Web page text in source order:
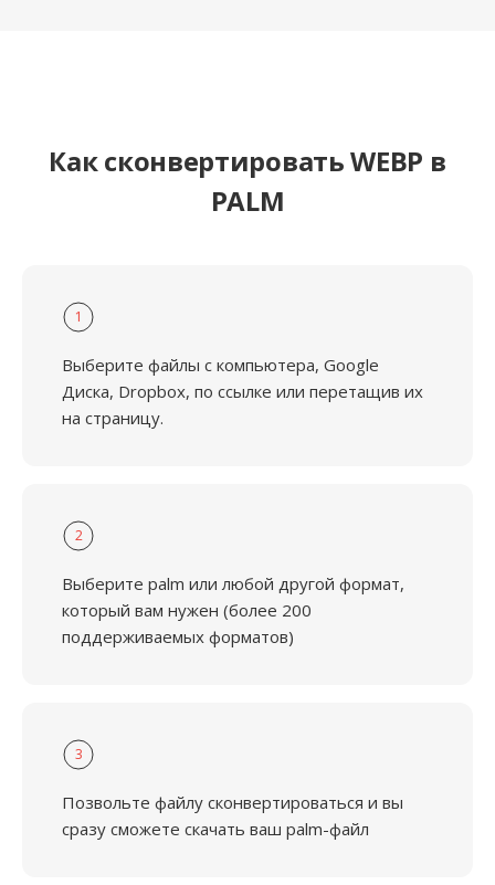
Как сконвертировать WEBP в
PALM
1
Выберите файлы с компьютера, Google
Диска, Dropbox, по ссылке или перетащив их
на страницу.
2
Выберите palm или любой другой формат,
который вам нужен (более 200
поддерживаемых форматов)
3
Позвольте файлу сконвертироваться и вы
сразу сможете скачать ваш palm-файл